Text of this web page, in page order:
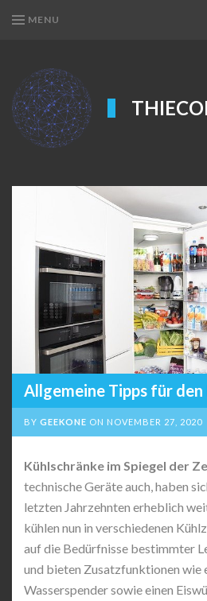
MENU
Allgemeine Tipps für
BY GEEKONE ON NOVEMBER 27, 2020
Kühlschränke im Spiegel der
technische Geräte auch, haben
letzten Jahrzehnten erheblich
kühlen nun in verschiedenen
auf die Bedürfnisse bestimmter
und bieten Zusatzfunktionen wie
Wasserspender sowie einen